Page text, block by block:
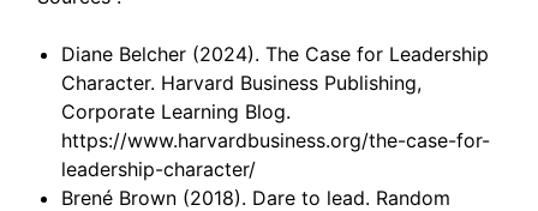
Diane Belcher (2024). The Case for Leadership
Character. Harvard Business Publishing,
Corporate Learning Blog.
https://www.harvardbusiness.org/the-case-for-
leadership-character/
Brené Brown (2018). Dare to lead. Random